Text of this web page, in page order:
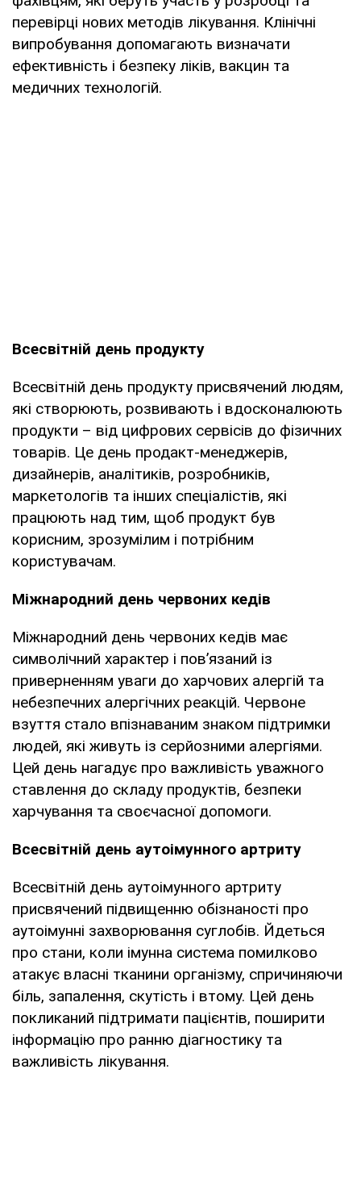
перевірці нових методів лікування. Клінічні
випробування допомагають визначати
ефективність і безпеку ліків, вакцин та
медичних технологій.
Всесвітній день продукту
Всесвітній день продукту присвячений людям,
які створюють, розвивають і вдосконалюють
продукти – від цифрових сервісів до фізичних
товарів. Це день продакт-менеджерів,
дизайнерів, аналітиків, розробників,
маркетологів та інших спеціалістів, які
працюють над тим, щоб продукт був
корисним, зрозумілим і потрібним
користувачам.
Міжнародний день червоних кедів
Міжнародний день червоних кедів має
символічний характер і пов’язаний із
приверненням уваги до харчових алергій та
небезпечних алергічних реакцій. Червоне
взуття стало впізнаваним знаком підтримки
людей, які живуть із серйозними алергіями.
Цей день нагадує про важливість уважного
ставлення до складу продуктів, безпеки
харчування та своєчасної допомоги.
Всесвітній день аутоімунного артриту
Всесвітній день аутоімунного артриту
присвячений підвищенню обізнаності про
аутоімунні захворювання суглобів. Йдеться
про стани, коли імунна система помилково
атакує власні тканини організму, спричиняючи
біль, запалення, скутість і втому. Цей день
покликаний підтримати пацієнтів, поширити
інформацію про ранню діагностику та
важливість лікування.